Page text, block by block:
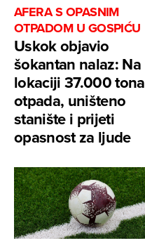
AFERA S OPASNIM
OTPADOM U GOSPIĆU
Uskok objavio
šokantan nalaz: Na
lokaciji 37.000 tona
otpada, uništeno
stanište i prijeti
opasnost za ljude